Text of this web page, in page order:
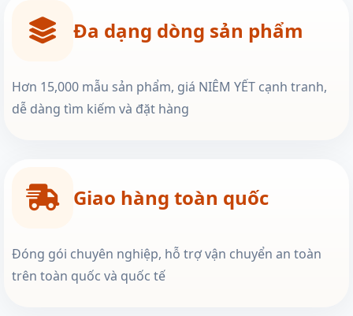
Đa dạng dòng sản phẩm
Hơn 15,000 mẫu sản phẩm, giá NIÊM YẾT cạnh tranh,
dễ dàng tìm kiếm và đặt hàng
Giao hàng toàn quốc
Đóng gói chuyên nghiệp, hỗ trợ vận chuyển an toàn
trên toàn quốc và quốc tế